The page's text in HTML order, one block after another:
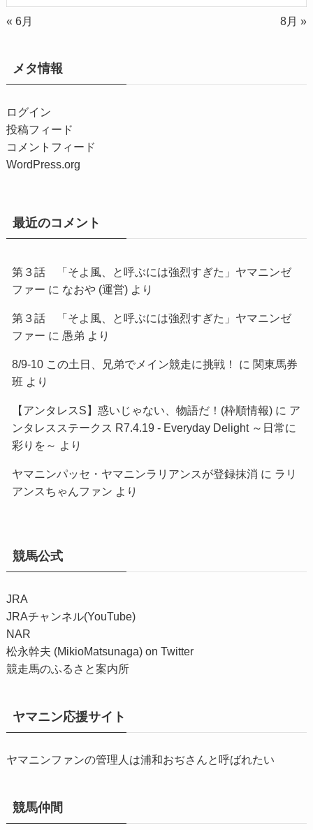
« 6月 8月 »
メタ情報
ログイン
投稿フィード
コメントフィード
WordPress.org
最近のコメント
第３話 「そよ風、と呼ぶには強烈すぎた」ヤマニンゼ
ファー に なおや (運営)より
第３話 「そよ風、と呼ぶには強烈すぎた」ヤマニンゼ
ファー に 愚弟 より
8/9-10 この土日、兄弟でメイン競走に挑戦！ に 関東馬券
班 より
【アンタレスS】惑いじゃない、物語だ！(枠順情報)に ア
ンタレスステークス R7.4.19 - Everyday Delight ～日常に
彩りを～ より
ヤマニンパッセ・ヤマニンラリアンスが登録抹消 に ラリ
アンスちゃんファン より
競馬公式
JRA
JRAチャンネル(YouTube)
NAR
松永幹夫 (MikioMatsunaga) on Twitter
競走馬のふるさと案内所
ヤマニン応援サイト
ヤマニンファンの管理人は浦和おぢさんと呼ばれたい
競馬仲間